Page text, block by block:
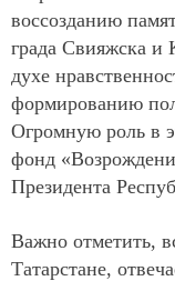
воссозданию
града Свияжска и
духе
формированию
Огромную роль в
фонд
Президента
Важно отметить,
Татарстане,